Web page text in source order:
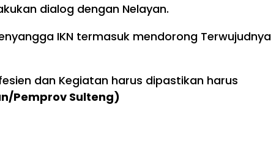
dialog dengan Nelayan.
IKN termasuk mendorong Terwujudnya
dan Kegiatan harus dipastikan harus
Pemprov Sulteng)